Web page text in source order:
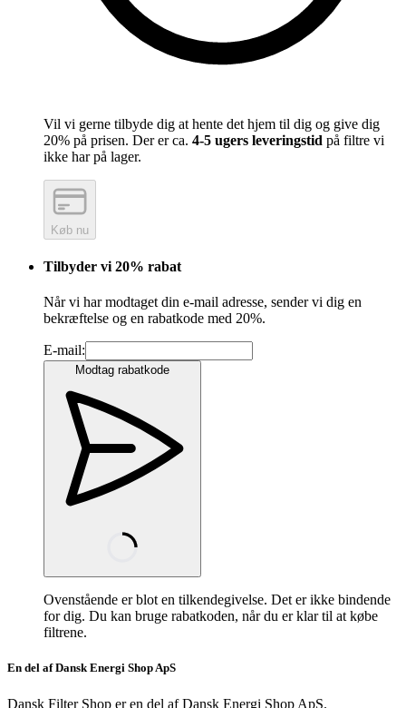
Vil vi gerne tilbyde dig at hente det hjem til dig og give dig
20% på prisen. Der er ca. 4-5 ugers leveringstid på filtre vi
ikke har på lager.
Køb nu
Tilbyder vi 20% rabat
Når vi har modtaget din e-mail adresse, sender vi dig en
bekræftelse og en rabatkode med 20%.
E-mail:
Modtag rabatkode
Ovenstående er blot en tilkendegivelse. Det er ikke bindende
for dig. Du kan bruge rabatkoden, når du er klar til at købe
filtrene.
En del af Dansk Energi Shop ApS
Dansk Filter Shop er en del af Dansk Energi Shop ApS.